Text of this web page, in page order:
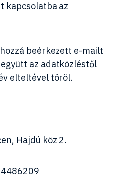
kapcsolatba az
beérkezett e-mailt
az adatközléstől
elteltével töröl.
Hajdú köz 2.